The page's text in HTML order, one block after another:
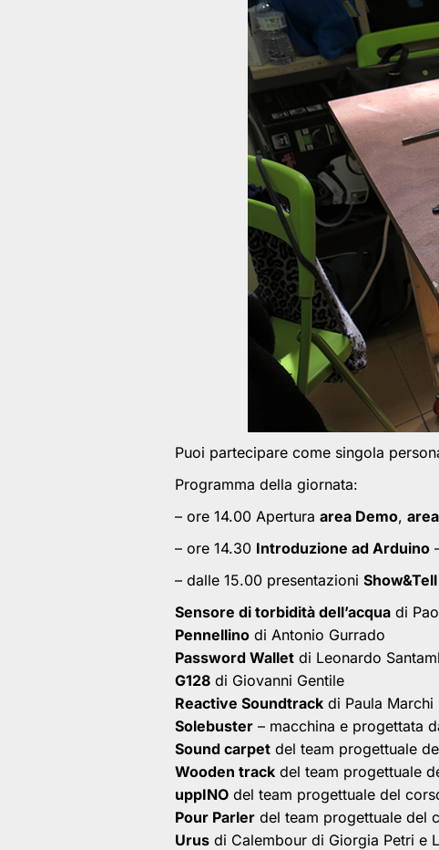
Puoi partecipare come singola
Programma della giornata:
– ore 14.00 Apertura area Demo,
– ore 14.30 Introduzione ad Arduino
– dalle 15.00 presentazioni
Sensore di torbidità dell’acqua di
Pennellino di Antonio Gurrado
Password Wallet di Leonardo
G128 di Giovanni Gentile
Reactive Soundtrack di Paula Marchi
Solebuster – macchina e progettata
Sound carpet del team progettuale
Wooden track del team progettuale
uppINO del team progettuale del
Pour Parler del team progettuale del
Urus di Calembour di Giorgia Petri e